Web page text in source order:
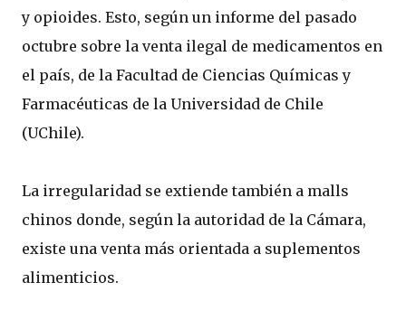
y opioides. Esto, según un informe del pasado
octubre sobre la venta ilegal de medicamentos en
el país, de la Facultad de Ciencias Químicas y
Farmacéuticas de la Universidad de Chile
(UChile).
La irregularidad se extiende también a malls
chinos donde, según la autoridad de la Cámara,
existe una venta más orientada a suplementos
alimenticios.